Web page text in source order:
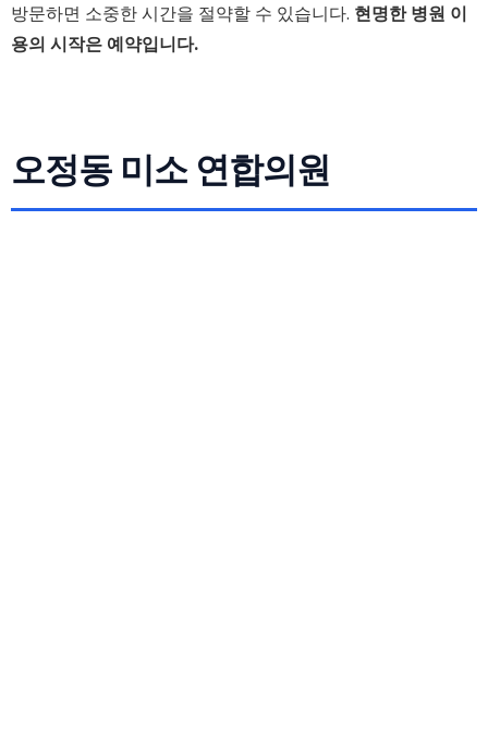
방문하면 소중한 시간을 절약할 수 있습니다. 현명한 병원 이
용의 시작은 예약입니다.
오정동 미소 연합의원